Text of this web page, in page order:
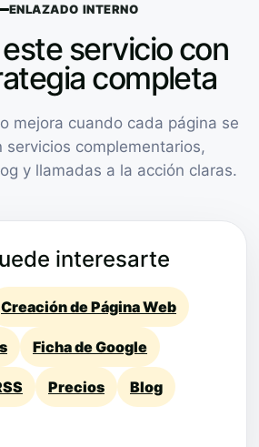
ENLAZADO INTERNO
servicio con
completa
mejora cuando cada página se
servicios complementarios,
y llamadas a la acción claras.
interesarte
Creación de Página Web
Ficha de Google
Precios Blog